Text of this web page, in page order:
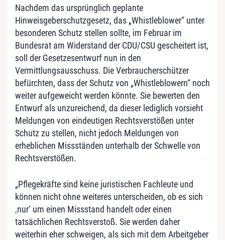
Nachdem das ursprünglich geplante
Hinweisgeberschutzgesetz, das „Whistleblower“ unter
besonderen Schutz stellen sollte, im Februar im
Bundesrat am Widerstand der CDU/CSU gescheitert ist,
soll der Gesetzesentwurf nun in den
Vermittlungsausschuss. Die Verbraucherschützer
befürchten, dass der Schutz von „Whistleblowern“ noch
weiter aufgeweicht werden könnte. Sie bewerten den
Entwurf als unzureichend, da dieser lediglich vorsieht
Meldungen von eindeutigen Rechtsverstößen unter
Schutz zu stellen, nicht jedoch Meldungen von
erheblichen Missständen unterhalb der Schwelle von
Rechtsverstößen.
„Pflegekräfte sind keine juristischen Fachleute und
können nicht ohne weiteres unterscheiden, ob es sich
‚nur‘ um einen Missstand handelt oder einen
tatsächlichen Rechtsverstoß. Sie werden daher
weiterhin eher schweigen, als sich mit dem Arbeitgeber